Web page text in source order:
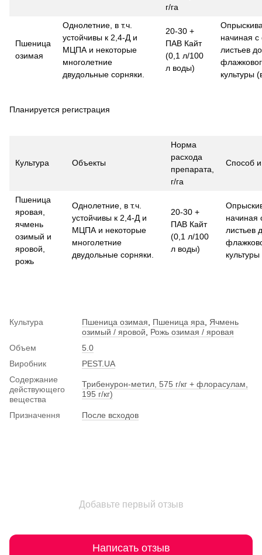
г/га
Пшеница
озимая
Однолетние, в т.ч.
устойчивы к 2,4-Д и
МЦПА и некоторые
многолетние
двудольные сорняки.
20-30 +
ПАВ Кайт
(0,1 л/100
л воды)
начиная
листьев
культуры
Планируется регистрация
Культура Объекты
Норма
расхода
препарата,
г/га
Способ и
Пшеница
яровая,
ячмень
озимый и
яровой,
рожь
Однолетние, в т.ч.
устойчивы к 2,4-Д и
МЦПА и некоторые
многолетние
двудольные сорняки.
20-30 +
ПАВ Кайт
(0,1 л/100
л воды)
начиная
листьев
Культура Пшеница озимая Пшеница яра
Ячмень
озимый / яровой
Рожь озимая / яровая
Объем
5.0
Виробник
PEST.UA
Содержание
действующего
вещества
Трибенурон-метил, 575 г/кг + флорасулам,
195 г/кг)
Призначення После всходов
Добавьте первый отзыв
Написать отзыв